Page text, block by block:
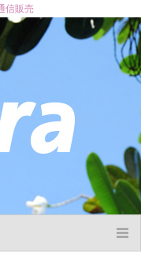
信販売